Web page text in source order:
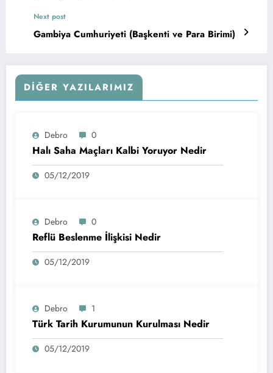
Next post
Gambiya Cumhuriyeti (Başkenti ve Para Birimi)
DIĞER YAZILARIMIZ
Debro 0
Halı Saha Maçları Kalbi Yoruyor Nedir
05/12/2019
Debro 0
Reflü Beslenme İlişkisi Nedir
05/12/2019
Debro 1
Türk Tarih Kurumunun Kurulması Nedir
05/12/2019